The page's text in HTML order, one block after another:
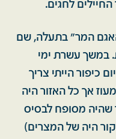
לחגים.
המר" בתעלה, שם
במשך עשרת ימי
כיפור הייתי צריך
אך כל האזור היה
שהיה מסופח לבסיס
היה של המצרים)